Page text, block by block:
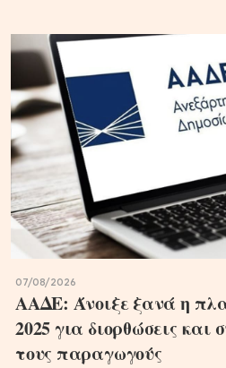
07/08/2026
ΑΑΔΕ: Άνοιξε ξανά η
2025 για διορθώσεις
τους παραγωγούς